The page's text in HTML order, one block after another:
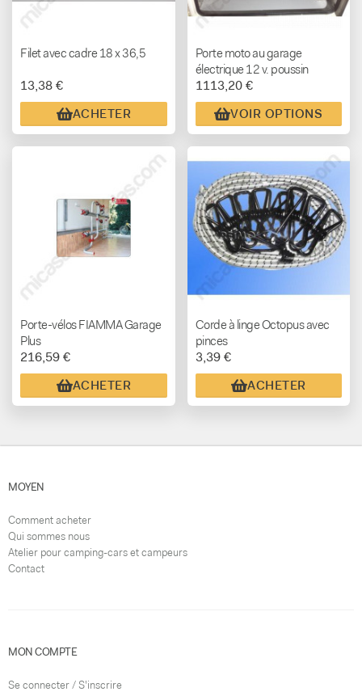
Filet avec cadre 18 x 36,5
13,38 €
ACHETER
Porte moto au garage
électrique 12 v. poussin
1113,20 €
VOIR OPTIONS
Porte-vélos FIAMMA Garage
Plus
216,59 €
ACHETER
Corde à linge Octopus avec
pinces
3,39 €
ACHETER
MOYEN
Comment acheter
Qui sommes nous
Atelier pour camping-cars et campeurs
Contact
MON COMPTE
Se connecter / S'inscrire